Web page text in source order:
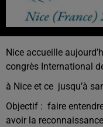
Nice accueille
congrès International
à Nice et ce jusqu’à
Objectif : faire
avoir la